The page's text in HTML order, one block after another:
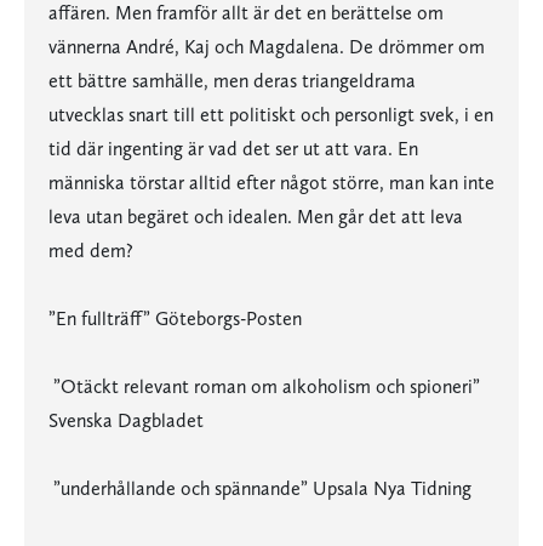
affären. Men framför allt är det en berättelse om
vännerna André, Kaj och Magdalena. De drömmer om
ett bättre samhälle, men deras triangeldrama
utvecklas snart till ett politiskt och personligt svek, i en
tid där ingenting är vad det ser ut att vara. En
människa törstar alltid efter något större, man kan inte
leva utan begäret och idealen. Men går det att leva
med dem?
”En fullträff” Göteborgs-Posten
”Otäckt relevant roman om alkoholism och spioneri”
Svenska Dagbladet
”underhållande och spännande” Upsala Nya Tidning